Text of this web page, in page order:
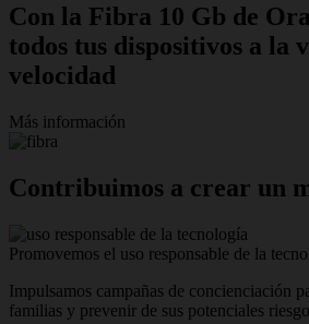
Con la Fibra 10 Gb de
todos tus dispositivos a la
velocidad
Más información
Contribuimos a crear un
Promovemos el uso responsable de la
Impulsamos campañas de concienciación
familias y prevenir de sus potenciales